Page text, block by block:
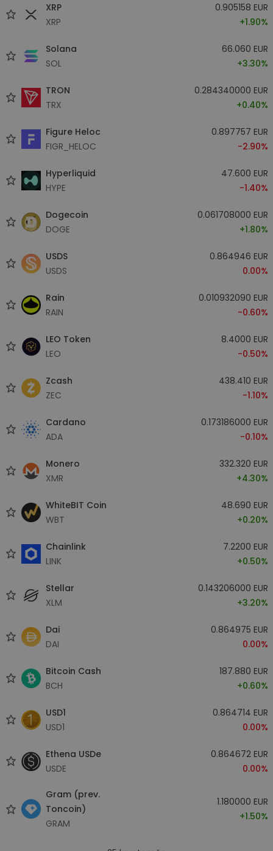
XRP
XRP
0.905158 EUR
+1.90%
Solana
SOL
66.060 EUR
+3.30%
TRON
TRX
0.284340000 EUR
+0.40%
Figure Heloc
FIGR_HELOC
0.897757 EUR
-2.90%
Hyperliquid
HYPE
47.600 EUR
-1.40%
Dogecoin
DOGE
0.061708000 EUR
+1.80%
USDS
USDS
0.864946 EUR
0.00%
Rain
RAIN
0.010932090 EUR
-0.60%
LEO Token
LEO
8.4000 EUR
-0.50%
Zcash
ZEC
438.410 EUR
-1.10%
Cardano
ADA
0.173186000 EUR
-0.10%
Monero
XMR
332.320 EUR
+4.30%
WhiteBIT Coin
WBT
48.690 EUR
+0.20%
Chainlink
LINK
7.2200 EUR
+0.50%
Stellar
XLM
0.143206000 EUR
+3.20%
Dai
DAI
0.864975 EUR
0.00%
Bitcoin Cash
BCH
187.880 EUR
+0.60%
USD1
USD1
0.864714 EUR
0.00%
Ethena USDe
USDE
0.864672 EUR
0.00%
Gram (prev.
Toncoin)
GRAM
1.180000 EUR
+1.50%